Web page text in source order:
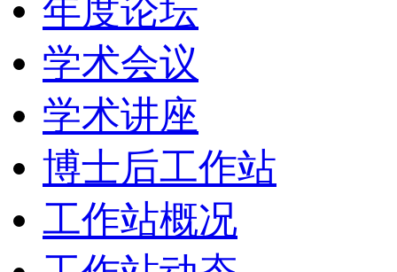
年度论坛
学术会议
学术讲座
博士后工作站
工作站概况